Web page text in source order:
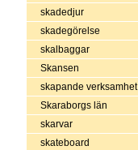
skadedjur
skadegörelse
skalbaggar
Skansen
skapande verksamhet
Skaraborgs län
skarvar
skateboard